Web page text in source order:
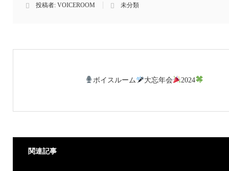
投稿者: VOICEROOM 未分類
ボイスルーム 大忘年会 2024
関連記事